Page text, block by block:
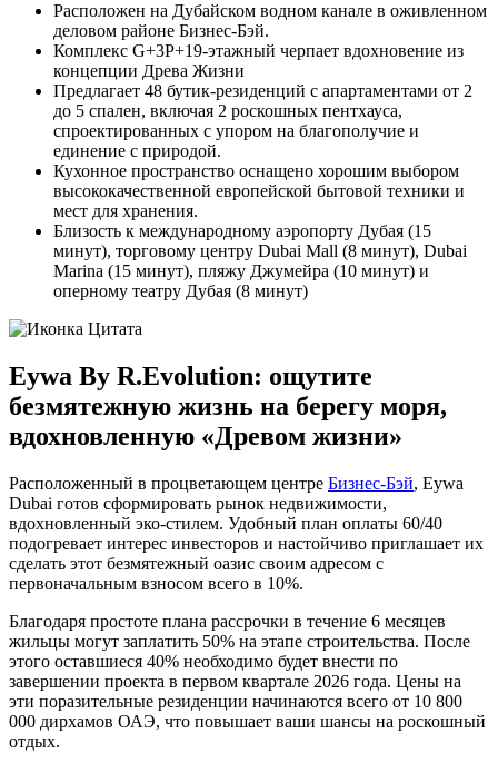
Расположен на Дубайском водном канале в оживленном
деловом районе Бизнес-Бэй.
Комплекс G+3P+19-этажный черпает вдохновение из
концепции Древа Жизни
Предлагает 48 бутик-резиденций с апартаментами от 2
до 5 спален, включая 2 роскошных пентхауса,
спроектированных с упором на благополучие и
единение с природой.
Кухонное пространство оснащено хорошим выбором
высококачественной европейской бытовой техники и
мест для хранения.
Близость к международному аэропорту Дубая (15
минут), торговому центру Dubai Mall (8 минут), Dubai
Marina (15 минут), пляжу Джумейра (10 минут) и
оперному театру Дубая (8 минут)
Eywa By R.Evolution: ощутите
безмятежную жизнь на берегу моря,
вдохновленную «Древом жизни»
Расположенный в процветающем центре Бизнес-Бэй, Eywa
Dubai готов сформировать рынок недвижимости,
вдохновленный эко-стилем. Удобный план оплаты 60/40
подогревает интерес инвесторов и настойчиво приглашает их
сделать этот безмятежный оазис своим адресом с
первоначальным взносом всего в 10%.
Благодаря простоте плана рассрочки в течение 6 месяцев
жильцы могут заплатить 50% на этапе строительства. После
этого оставшиеся 40% необходимо будет внести по
завершении проекта в первом квартале 2026 года. Цены на
эти поразительные резиденции начинаются всего от 10 800
000 дирхамов ОАЭ, что повышает ваши шансы на роскошный
отдых.